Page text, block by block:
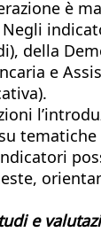
è
della
e
e